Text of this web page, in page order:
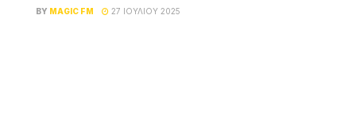
BY MAGIC FM 27 ΙΟΥΛΊΟΥ 2025